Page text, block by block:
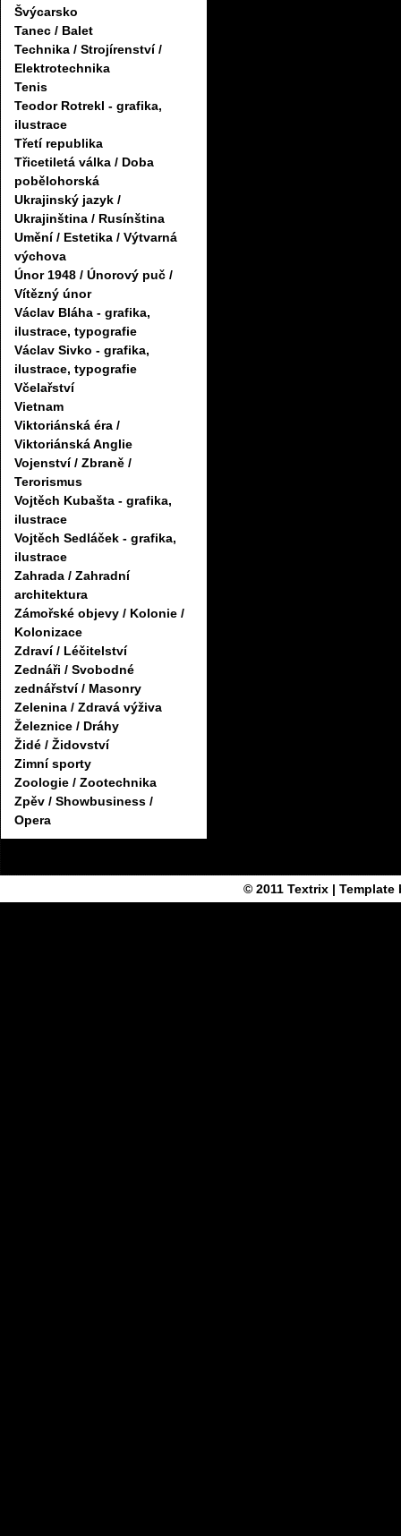
Švýcarsko
Tanec / Balet
Technika / Strojírenství /
Elektrotechnika
Tenis
Teodor Rotrekl - grafika,
ilustrace
Třetí republika
Třicetiletá válka / Doba
pobělohorská
Ukrajinský jazyk /
Ukrajinština / Rusínština
Umění / Estetika / Výtvarná
výchova
Únor 1948 / Únorový puč /
Vítězný únor
Václav Bláha - grafika,
ilustrace, typografie
Václav Sivko - grafika,
ilustrace, typografie
Včelařství
Vietnam
Viktoriánská éra /
Viktoriánská Anglie
Vojenství / Zbraně /
Terorismus
Vojtěch Kubašta - grafika,
ilustrace
Vojtěch Sedláček - grafika,
ilustrace
Zahrada / Zahradní
architektura
Zámořské objevy / Kolonie /
Kolonizace
Zdraví / Léčitelství
Zednáři / Svobodné
zednářství / Masonry
Zelenina / Zdravá výživa
Železnice / Dráhy
Židé / Židovství
Zimní sporty
Zoologie / Zootechnika
Zpěv / Showbusiness /
Opera
© 2011 Textrix| Template